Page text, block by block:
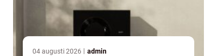
04 augusti 2026 admin